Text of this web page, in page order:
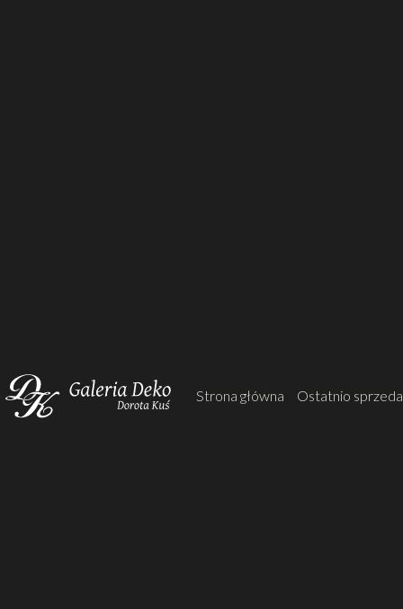
Strona główna Ostatnio